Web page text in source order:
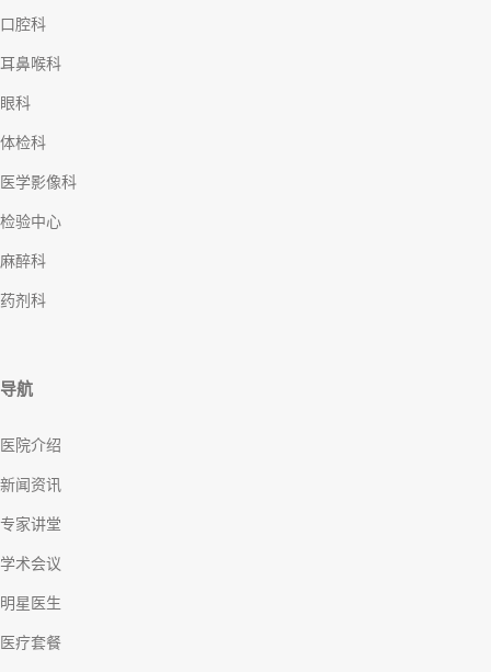
口腔科
耳鼻喉科
眼科
体检科
医学影像科
检验中心
麻醉科
药剂科
导航
医院介绍
新闻资讯
专家讲堂
学术会议
明星医生
医疗套餐